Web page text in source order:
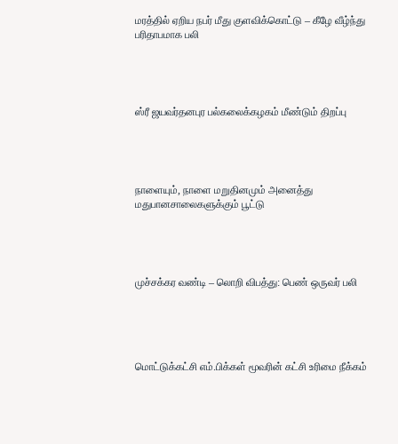
மரத்தில் ஏறிய நபர் மீது குளவிக்கொட்டு – கீழே வீழ்ந்து
பரிதாபமாக பலி
ஸ்ரீ ஜயவர்தனபுர பல்கலைக்கழகம் மீண்டும் திறப்பு
நாளையும், நாளை மறுதினமும் அனைத்து
மதுபானசாலைகளுக்கும் பூட்டு
முச்சக்கர வண்டி – லொறி விபத்து: பெண் ஒருவர் பலி
மொட்டுக்கட்சி எம்.பிக்கள் மூவரின் கட்சி உரிமை நீக்கம்